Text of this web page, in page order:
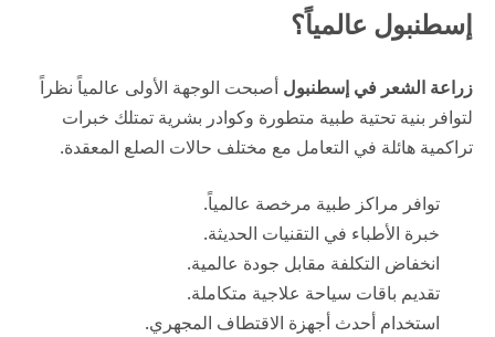
إسطنبول عالمياً؟
زراعة الشعر في إسطنبول أصبحت الوجهة الأولى عالمياً نظراً
لتوافر بنية تحتية طبية متطورة وكوادر بشرية تمتلك خبرات
تراكمية هائلة في التعامل مع مختلف حالات الصلع المعقدة.
توافر مراكز طبية مرخصة عالمياً.
خبرة الأطباء في التقنيات الحديثة.
انخفاض التكلفة مقابل جودة عالمية.
تقديم باقات سياحة علاجية متكاملة.
استخدام أحدث أجهزة الاقتطاف المجهري.